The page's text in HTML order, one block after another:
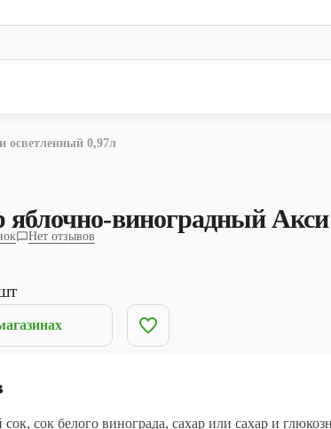
осветленный 0,97л
яблочно-виноградный
Нет отзывов
2 магазинах
сок белого винограда, сахар или сахар и